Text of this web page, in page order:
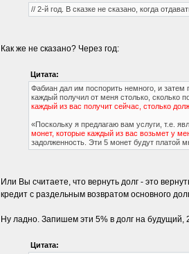
// 2-й год. В сказке не сказано, когда
Как же не сказано? Через год:
Цитата:
Фабиан дал им поспорить немного, и
каждый получил от меня столько, сколько
каждый из вас получит сейчас, столько
«Поскольку я предлагаю вам услуги, т.е.
монет, которые каждый из вас возьмет у
задолженность. Эти 5 монет будут платой
Или Вы считаете, что вернуть долг - это
кредит с раздельным возвратом основного
Ну ладно. Запишем эти 5% в долг на будущий,
Цитата: